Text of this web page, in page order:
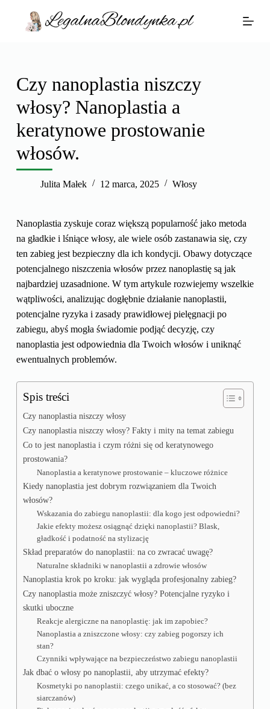
Czy nanoplastia niszczy
włosy? Nanoplastia a
keratynowe prostowanie
włosów.
Julita Małek 12 marca, 2025 Włosy
Nanoplastia zyskuje coraz większą popularność jako metoda
na gładkie i lśniące włosy, ale wiele osób zastanawia się, czy
ten zabieg jest bezpieczny dla ich kondycji. Obawy dotyczące
potencjalnego niszczenia włosów przez nanoplastię są jak
najbardziej uzasadnione. W tym artykule rozwiejemy wszelkie
wątpliwości, analizując dogłębnie działanie nanoplastii,
potencjalne ryzyka i zasady prawidłowej pielęgnacji po
zabiegu, abyś mogła świadomie podjąć decyzję, czy
nanoplastia jest odpowiednia dla Twoich włosów i uniknąć
ewentualnych problemów.
Spis treści
Czy nanoplastia niszczy włosy
Czy nanoplastia niszczy włosy? Fakty i mity na temat zabiegu
Co to jest nanoplastia i czym różni się od keratynowego
prostowania?
Nanoplastia a keratynowe prostowanie – kluczowe różnice
Kiedy nanoplastia jest dobrym rozwiązaniem dla Twoich
włosów?
Wskazania do zabiegu nanoplastii: dla kogo jest odpowiedni?
Jakie efekty możesz osiągnąć dzięki nanoplastii? Blask,
gładkość i podatność na stylizację
Skład preparatów do nanoplastii: na co zwracać uwagę?
Naturalne składniki w nanoplastii a zdrowie włosów
Nanoplastia krok po kroku: jak wygląda profesjonalny zabieg?
Czy nanoplastia może zniszczyć włosy? Potencjalne ryzyko i
skutki uboczne
Reakcje alergiczne na nanoplastię: jak im zapobiec?
Nanoplastia a zniszczone włosy: czy zabieg pogorszy ich
stan?
Czynniki wpływające na bezpieczeństwo zabiegu nanoplastii
Jak dbać o włosy po nanoplastii, aby utrzymać efekty?
Kosmetyki po nanoplastii: czego unikać, a co stosować? (bez
siarczanów)